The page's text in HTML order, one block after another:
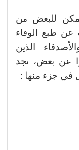
للبعض من
عن طبع الوفاء
الذين
عن بعض، تجد
في جزء منها :